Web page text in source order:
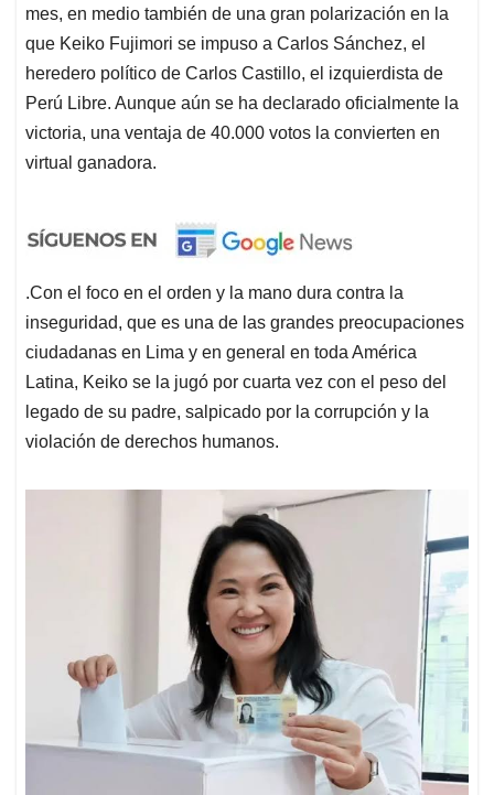
mes, en medio también de una gran polarización en la
que Keiko Fujimori se impuso a Carlos Sánchez, el
heredero político de Carlos Castillo, el izquierdista de
Perú Libre. Aunque aún se ha declarado oficialmente la
victoria, una ventaja de 40.000 votos la convierten en
virtual ganadora.
.Con el foco en el orden y la mano dura contra la
inseguridad, que es una de las grandes preocupaciones
ciudadanas en Lima y en general en toda América
Latina, Keiko se la jugó por cuarta vez con el peso del
legado de su padre, salpicado por la corrupción y la
violación de derechos humanos.